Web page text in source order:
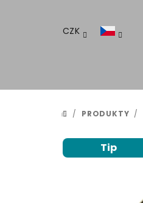
CZK
DOMŮ
/ PRODUKTY /
Tip